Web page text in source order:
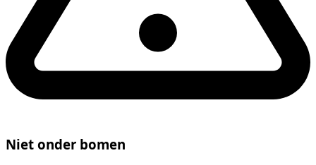
Niet onder bomen